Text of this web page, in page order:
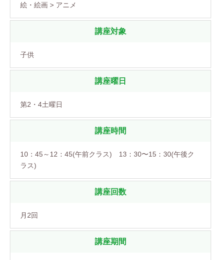
絵・絵画 > アニメ
講座対象
子供
講座曜日
第2・4土曜日
講座時間
10：45～12：45(午前クラス) 13：30〜15：30(午後ク
ラス)
講座回数
月2回
講座期間